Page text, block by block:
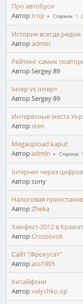
Про автобуси
Автор Ігор Сторінок 1 2
История всегда рядом
Авторadmin
Рейтинг самих
Автор Sergey 89
Інтер vs Інтер+
Автор Sergey 89
Интересные места
Авторsten
Megaupload kaput
Авторadmin Сторінок 1
Інтернет через
Автор sony
Налоговая
АвторZheka
Хамфест-2012 в
АвторCrossovok
Сайт "Фрокусат"
Авторass1995
Китайфони
Авторvelychko.op